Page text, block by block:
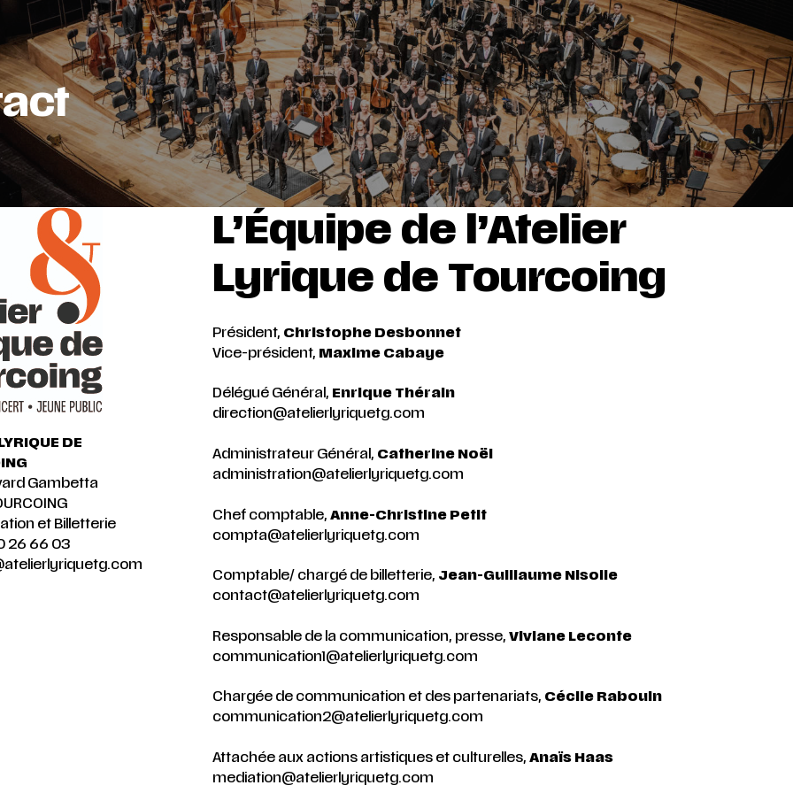
DE
Gambetta
et Billetterie
26 66 03
L’Équipe de l’Atelier
Lyrique de Tourcoing
Président, Christophe Desbonnet
Vice-président, Maxime Cabaye
Délégué Général, Enrique Thérain
direction@atelierlyriquetg.com
Administrateur Général, Catherine Noël
administration@atelierlyriquetg.com
Chef comptable, Anne-Christine Petit
compta@atelierlyriquetg.com
Comptable/ chargé de billetterie, Jean-Guillaume Nisolle
contact@atelierlyriquetg.com
Responsable de la communication, presse, Viviane Leconte
communication1@atelierlyriquetg.com
Chargée de communication et des partenariats, Cécile Rabouin
communication2@atelierlyriquetg.com
Attachée aux actions artistiques et culturelles, Anaïs Haas
mediation@atelierlyriquetg.com